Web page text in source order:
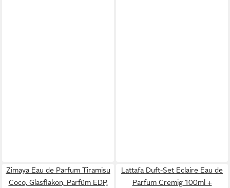
Zimaya Eau de Parfum Tiramisu
Coco, Glasflakon, Parfüm EDP,
Lattafa Duft-Set Eclaire Eau de
Parfum Cremig 100ml +